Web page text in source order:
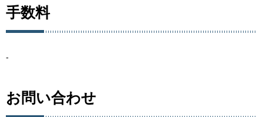
手数料
-
お問い合わせ